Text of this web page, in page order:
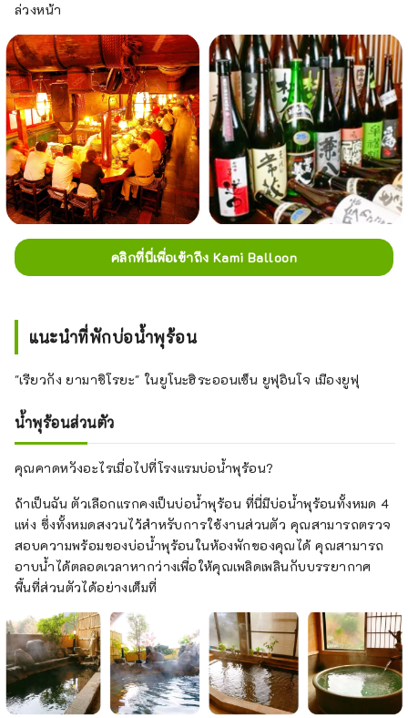
ล่วงหน้า
คลิกที่นี่เพื่อเข้าถึง Kami Balloon
แนะนำที่พักบ่อน้ำพุร้อน
"เรียวกัง ยามาชิโรยะ" ในยูโนะฮิระออนเซ็น ยูฟุอินโจ เมืองยูฟุ
น้ำพุร้อนส่วนตัว
คุณคาดหวังอะไรเมื่อไปที่โรงแรมบ่อน้ำพุร้อน?
ถ้าเป็นฉัน ตัวเลือกแรกคงเป็นบ่อน้ำพุร้อน ที่นี่มีบ่อน้ำพุร้อนทั้งหมด 4
แห่ง ซึ่งทั้งหมดสงวนไว้สำหรับการใช้งานส่วนตัว คุณสามารถตรวจ
สอบความพร้อมของบ่อน้ำพุร้อนในห้องพักของคุณได้ คุณสามารถ
อาบน้ำได้ตลอดเวลาหากว่างเพื่อให้คุณเพลิดเพลินกับบรรยากาศ
พื้นที่ส่วนตัวได้อย่างเต็มที่